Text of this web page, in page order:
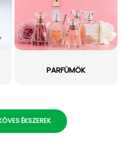
PARFÜMÖK
ÉKSZEREK